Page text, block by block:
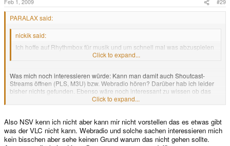
Feb 1, 2009 #29
PARALAX said:
nickik said:
Ich hoffe auf Rhythmbox für musik und um schnell mal was abzuspielen
auf VLC (+ für vids natürlich)Click to expand...
Was mich noch interessieren würde: Kann man damit auch Shoutcast-
Streams öffnen (PLS, M3U) bzw. Webradio hören? Darüber hab ich leider
bisher nichts gefunden. Ebenso wäre noch interessant zu wissen ob das
NSV-Format von Winamp unterstützt wird, wober der Audiocodec sich hier
aus einem AAC+ und der Videocodec sich auch einem VP6.2 von ON2
http://www.moviecodec.com/topics/8304p1.html
Click to expand...
Also NSV kenn ich nicht aber kann mir nicht vorstellen das es etwas gibt
was der VLC nicht kann. Webradio und solche sachen interessieren mich
kein bisschen aber sehe keinen Grund warum das nicht gehen sollte.